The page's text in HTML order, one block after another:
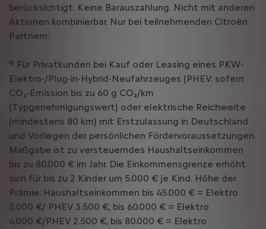
berücksichtigt. Keine Barauszahlung. Nicht mit anderen
Aktionen kombinierbar. Nur bei teilnehmenden Citroën
Partnern.
e Für Privatkunden bei Kauf oder Leasing eines PKW-
Elektro-/Plug-in-Hybrid-Neufahrzeuges (PHEV: sofern
CO₂-Emission bis zu 60 g CO₂/km
(Typgenehmigungswert) oder elektrische Reichweite
(mindestens 80 km) mit Erstzulassung in Deutschland
und Vorliegen der persönlichen Fördervoraussetzungen.
Maßgabe ist zu versteuerndes Haushaltseinkommen
bis zu 80.000 € im Jahr. Die Einkommensgrenze erhöht
sich für bis zu 2 Kinder um 5.000 € je Kind. Höhe der
Prämie: Haushaltseinkommen bis 45.000 € = Elektro
5.000 €/ PHEV 3.500 €, bis 60.000 € = Elektro
4.000 €/PHEV 2.500 €, bis 80.000 € = Elektro